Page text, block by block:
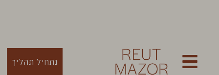
נתחיל תהליך